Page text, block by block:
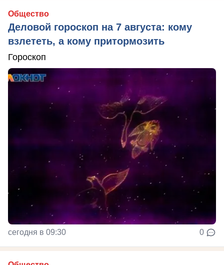
Общество
Деловой гороскоп на 7 августа: кому
взлететь, а кому притормозить
Гороскоп
сегодня в 09:30 0